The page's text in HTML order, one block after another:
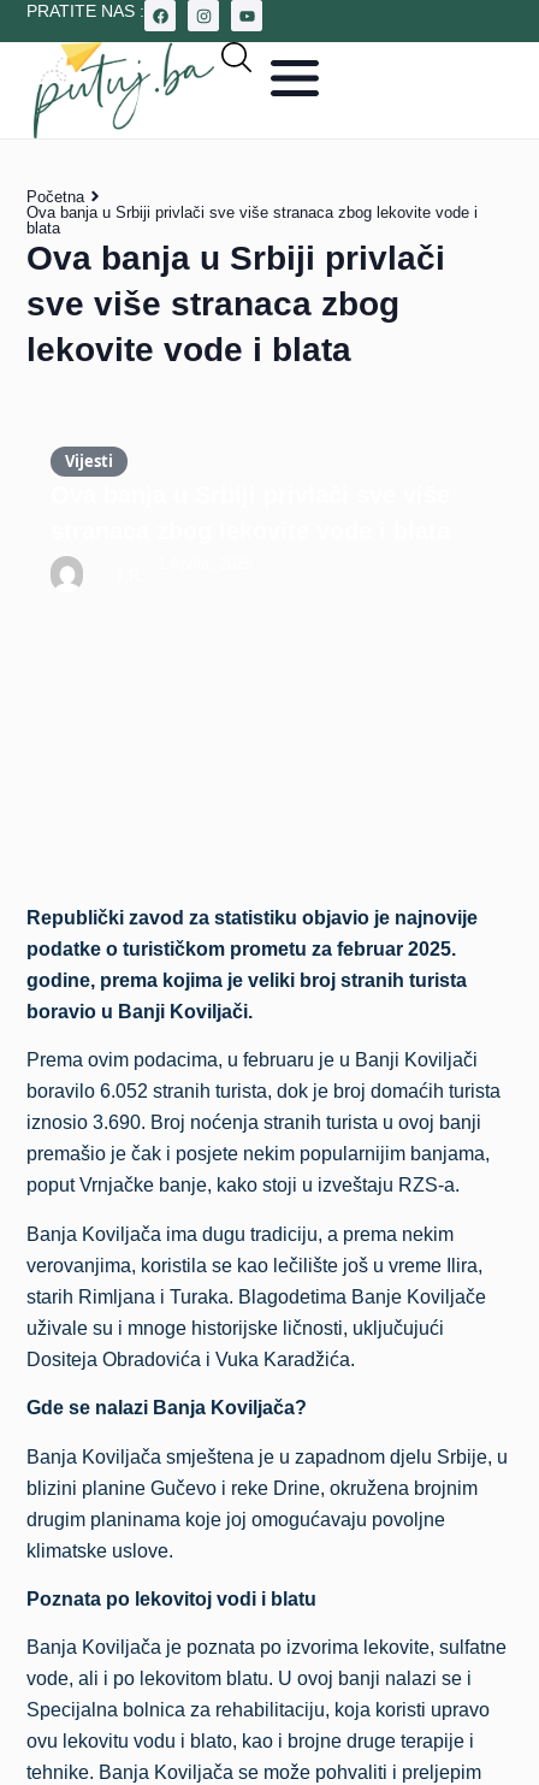
PRATITE NAS :
Početna
Ova banja u Srbiji privlači sve više stranaca zbog lekovite vode i
blata
Ova banja u Srbiji privlači
sve više stranaca zbog
lekovite vode i blata
Vijesti
Republički zavod za statistiku objavio je najnovije
podatke o turističkom prometu za februar 2025.
godine, prema kojima je veliki broj stranih turista
boravio u Banji Koviljači.
Prema ovim podacima, u februaru je u Banji Koviljači
boravilo 6.052 stranih turista, dok je broj domaćih turista
iznosio 3.690. Broj noćenja stranih turista u ovoj banji
premašio je čak i posjete nekim popularnijim banjama,
poput Vrnjačke banje, kako stoji u izveštaju RZS-a.
Banja Koviljača ima dugu tradiciju, a prema nekim
verovanjima, koristila se kao lečilište još u vreme Ilira,
starih Rimljana i Turaka. Blagodetima Banje Koviljače
uživale su i mnoge historijske ličnosti, uključujući
Dositeja Obradovića i Vuka Karadžića.
Gde se nalazi Banja Koviljača?
Banja Koviljača smještena je u zapadnom djelu Srbije, u
blizini planine Gučevo i reke Drine, okružena brojnim
drugim planinama koje joj omogućavaju povoljne
klimatske uslove.
Poznata po lekovitoj vodi i blatu
Banja Koviljača je poznata po izvorima lekovite, sulfatne
vode, ali i po lekovitom blatu. U ovoj banji nalazi se i
Specijalna bolnica za rehabilitaciju, koja koristi upravo
ovu lekovitu vodu i blato, kao i brojne druge terapije i
tehnike. Banja Koviljača se može pohvaliti i preljepim